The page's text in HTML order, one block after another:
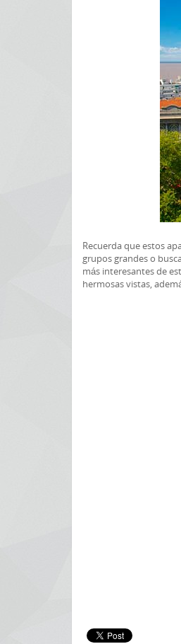
Recuerda que estos
grupos grandes o
más interesantes de
hermosas vistas,